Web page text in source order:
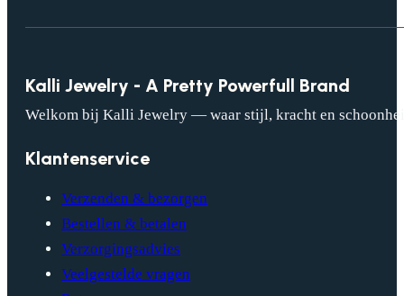
Kalli Jewelry - A Pretty Powerfull Brand
Welkom bij Kalli Jewelry — waar stijl, kracht en
Klantenservice
Verzenden & bezorgen
Bestellen & betalen
Verzorgingsadvies
Veelgestelde vragen